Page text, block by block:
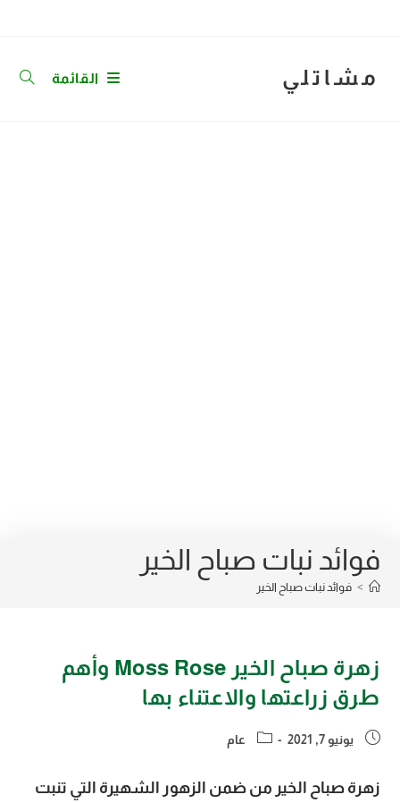
مشاتلي القائمة
فوائد نبات صباح الخير
> فوائد نبات صباح الخير
زهرة صباح الخير Moss Rose وأهم
طرق زراعتها والاعتناء بها
Post
يونيو 7, 2021
Post
عام
زهرة صباح الخير من ضمن الزهور الشهيرة التي تنبت